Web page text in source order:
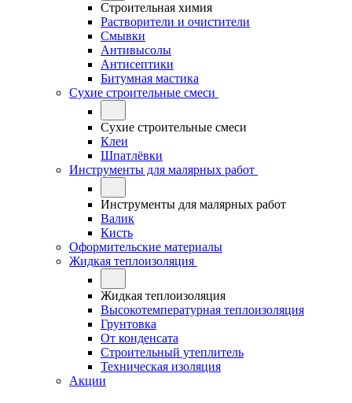
Строительная химия
Растворители и очистители
Смывки
Антивысолы
Антисептики
Битумная мастика
Сухие строительные смеси
Сухие строительные смеси
Клеи
Шпатлёвки
Инструменты для малярных работ
Инструменты для малярных работ
Валик
Кисть
Оформительские материалы
Жидкая теплоизоляция
Жидкая теплоизоляция
Высокотемпературная теплоизоляция
Грунтовка
От конденсата
Строительный утеплитель
Техническая изоляция
Акции